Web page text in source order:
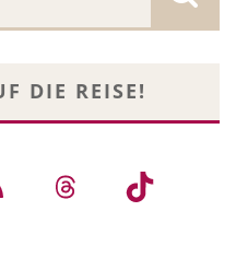
DIE REISE!